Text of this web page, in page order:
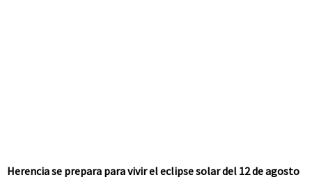
Herencia se prepara para vivir el eclipse solar del 12 de agosto